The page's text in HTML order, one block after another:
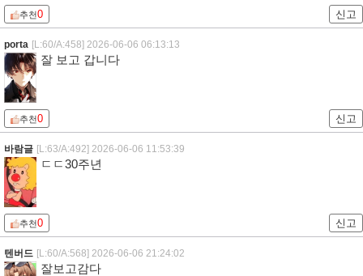
추천0 신고
porta [L:60/A:458] 2026-06-06 06:13:13
잘 보고 갑니다
추천0 신고
바람글 [L:63/A:492] 2026-06-06 11:53:39
ㄷㄷ30주년
추천0 신고
텐버드 [L:60/A:568] 2026-06-06 21:24:02
잘보고감다